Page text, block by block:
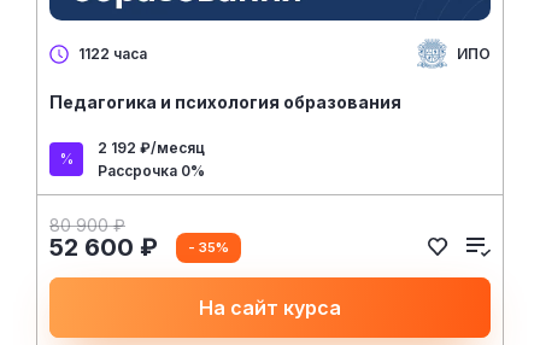
1122 часа ИПО
Педагогика и психология образования
2 192 ₽/месяц
Рассрочка 0%
80 900 ₽
52 600 ₽ - 35%
На сайт курса